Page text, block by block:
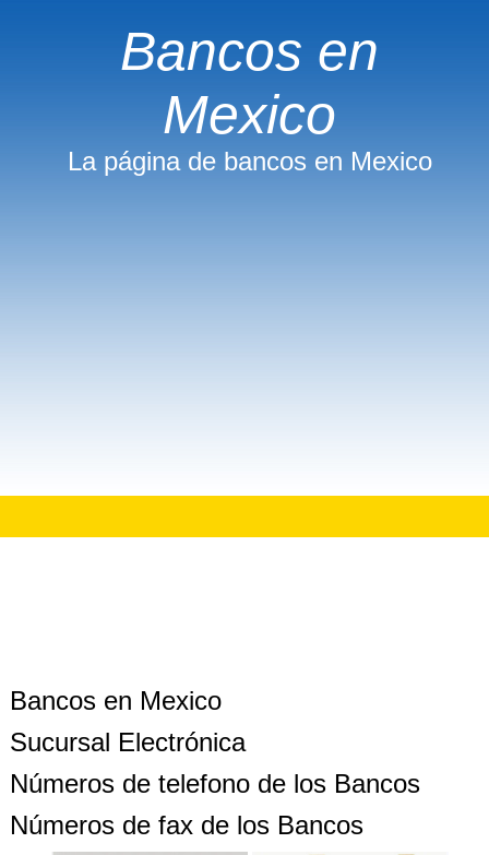
Bancos en
Mexico
La página de bancos en Mexico
Bancos en Mexico
Sucursal Electrónica
Números de telefono de los Bancos
Números de fax de los Bancos